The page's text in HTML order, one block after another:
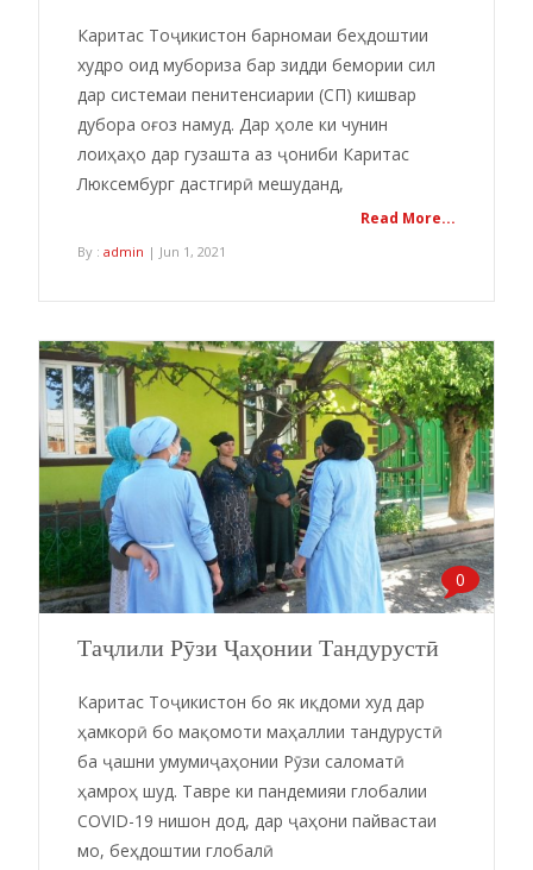
Каритас Тоҷикистон барномаи беҳдоштии
худро оид мубориза бар зидди бемории сил
дар системаи пенитенсиарии (СП) кишвар
дубора оғоз намуд. Дар ҳоле ки чунин
лоиҳаҳо дар гузашта аз ҷониби Каритас
Люксембург дастгирӣ мешуданд,
Read More...
By : admin | Jun 1, 2021
0
Таҷлили Рӯзи Ҷаҳонии Тандурустӣ
Каритас Тоҷикистон бо як иқдоми худ дар
ҳамкорӣ бо мақомоти маҳаллии тандурустӣ
ба ҷашни умумиҷаҳонии Рӯзи саломатӣ
ҳамроҳ шуд. Тавре ки пандемияи глобалии
COVID-19 нишон дод, дар ҷаҳони пайвастаи
мо, беҳдоштии глобалӣ